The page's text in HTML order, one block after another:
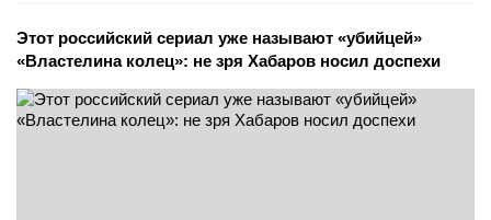
Этот российский сериал уже называют «убийцей»
«Властелина колец»: не зря Хабаров носил доспехи